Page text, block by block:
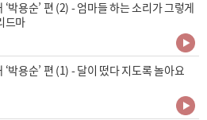
‘박용순’ 편 (2) - 엄마들 하는 소리가 그렇게
드마
‘박용순’ 편 (1) - 달이 떴다 지도록 놀아요